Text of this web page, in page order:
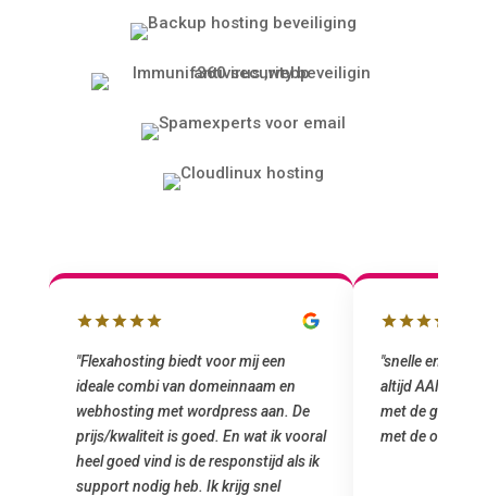
voor mij een
domeinnaam en
wordpress aan. De
goed. En wat ik vooral
de responstijd als ik
Ik krijg snel
"snelle en vriendelijke service. staat
altijd AAN (: fijne prijzen vergeleken
met de grote jongens en dus nu al blij
met de overstap!"